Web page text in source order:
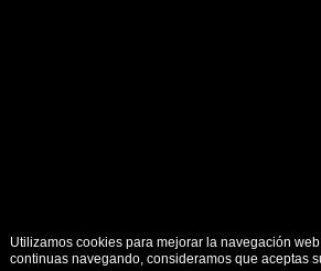
Utilizamos cookies para mejorar la navegación
continuas navegando, consideramos que aceptas